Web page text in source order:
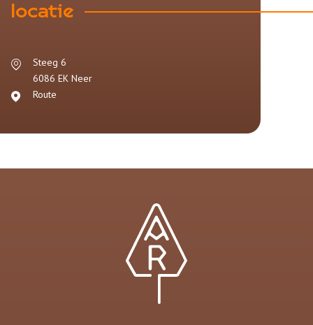
locatie
Steeg 6
6086 EK Neer
Route